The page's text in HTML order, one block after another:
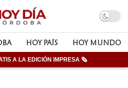
HOY PAÍS HOY MUNDO
A LA EDICIÓN IMPRESA 🗞